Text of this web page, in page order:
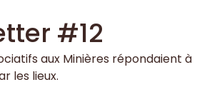
#12
aux Minières répondaient à
les lieux.